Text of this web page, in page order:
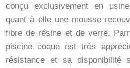
conçu exclusivement en
quant à elle une mousse
fibre de résine et de verre.
piscine coque est très
résistance et sa disponibilité